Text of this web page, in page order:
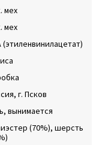
мех
мех
(этиленвинилацетат)
г. Псков
вынимается
(70%), шерсть